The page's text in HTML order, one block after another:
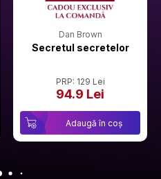
Dan Brown
Secretul secretelor
PRP: 129 Lei
94.9 Lei
Adaugă în coș